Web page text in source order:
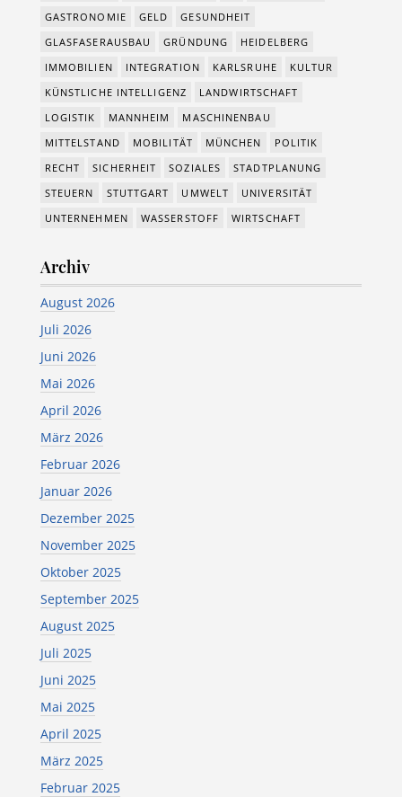
GASTRONOMIE
GELD
GESUNDHEIT
GLASFASERAUSBAU
GRÜNDUNG
HEIDELBERG
IMMOBILIEN
INTEGRATION KARLSRUHE
KULTUR
KÜNSTLICHE INTELLIGENZ
LANDWIRTSCHAFT
LOGISTIK
MANNHEIM
MASCHINENBAU
MITTELSTAND
MOBILITÄT MÜNCHEN
POLITIK
RECHT
SICHERHEIT SOZIALES
STADTPLANUNG
STEUERN
STUTTGART UMWELT
UNIVERSITÄT
UNTERNEHMEN
WASSERSTOFF WIRTSCHAFT
Archiv
August 2026
Juli 2026
Juni 2026
Mai 2026
April 2026
März 2026
Februar 2026
Januar 2026
Dezember 2025
November 2025
Oktober 2025
September 2025
August 2025
Juli 2025
Juni 2025
Mai 2025
April 2025
März 2025
Februar 2025